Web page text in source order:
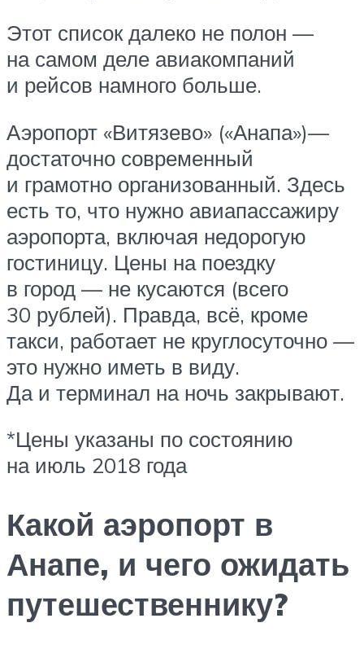
Этот список далеко не полон —
на самом деле авиакомпаний
и рейсов намного больше.
Аэропорт «Витязево» («Анапа»)—
достаточно современный
и грамотно организованный. Здесь
есть то, что нужно авиапассажиру
аэропорта, включая недорогую
гостиницу. Цены на поездку
в город — не кусаются (всего
30 рублей). Правда, всё, кроме
такси, работает не круглосуточно —
это нужно иметь в виду.
Да и терминал на ночь закрывают.
*Цены указаны по состоянию
на июль 2018 года
Какой аэропорт в
Анапе, и чего ожидать
путешественнику?